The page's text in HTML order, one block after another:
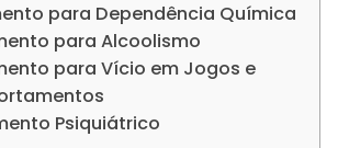
para Dependência Química
para Alcoolismo
para Vício em Jogos e
Psiquiátrico